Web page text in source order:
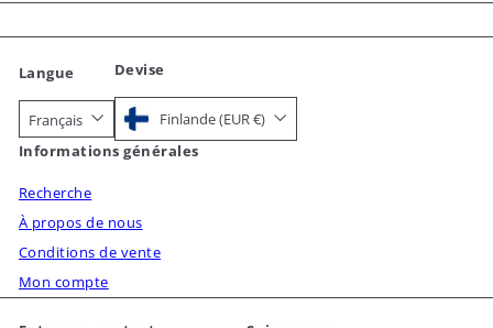
Langue
Français
Devise
Finlande (EUR €)
Informations générales
Recherche
À propos de nous
Conditions de vente
Mon compte